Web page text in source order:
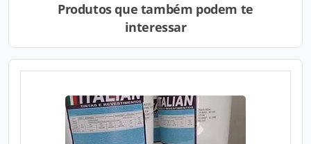
Produtos que também podem te
interessar